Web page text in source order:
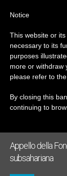
ULTIME
Appello della
subsahariana
Notice
This website or
necessary to its
purposes
more or withdraw
please refer to the
By closing this
continuing to